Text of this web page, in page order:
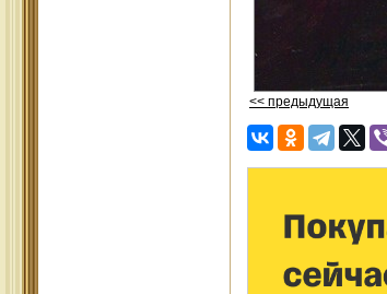
<< предыдущая